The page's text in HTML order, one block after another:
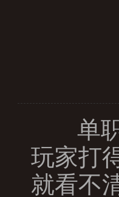
单职
玩家打
就看不